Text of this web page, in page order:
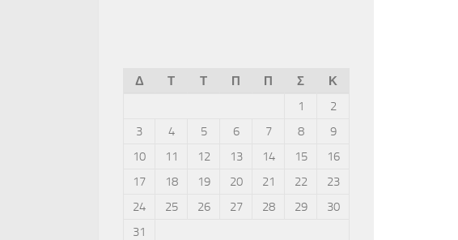
Δ Τ Τ Π Π Σ
Κ
1
2
3
4 5 6 7 8
9
10
11 12 13 14 15
16
17
18 19 20 21 22
23
24
25 26 27 28 29
30
31